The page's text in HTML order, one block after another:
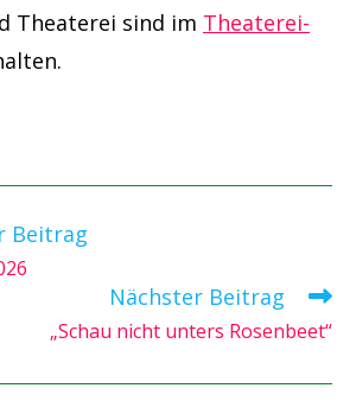
Theaterei sind im Theaterei-
Beitrag
Nächster Beitrag
„Schau nicht unters Rosenbeet“